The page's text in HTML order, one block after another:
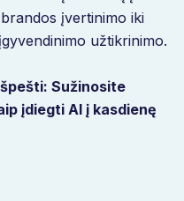
įvertinimo iki
užtikrinimo.
Sužinosite
įdiegti AI į kasdienę